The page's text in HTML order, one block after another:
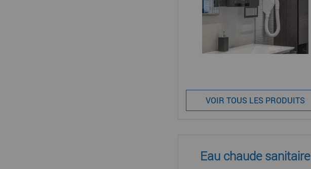
VOIR TOUS LES PRODUITS
Eau chaude sanitaire